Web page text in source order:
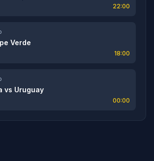
22:00
Verde
18:00
vs Uruguay
00:00